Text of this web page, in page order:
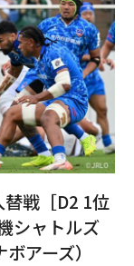
戦［D2 1位
シャトルズ
アーズ）